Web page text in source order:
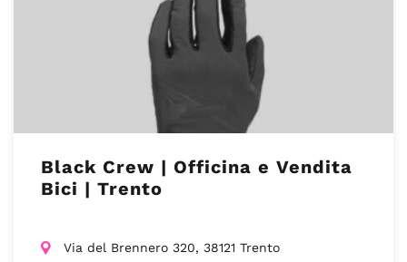
Black Crew | Officina e Vendita
Bici | Trento
Via del Brennero 320, 38121 Trento